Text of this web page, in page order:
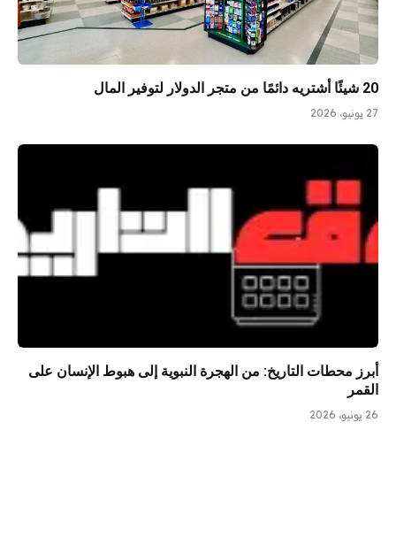
20 شيئًا أشتريه دائمًا من متجر الدولار لتوفير المال
27 يونيو، 2026
أبرز محطات التاريخ: من الهجرة النبوية إلى هبوط الإنسان على
القمر
26 يونيو، 2026